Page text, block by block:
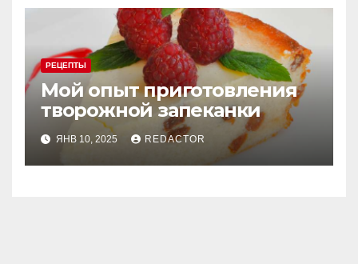
РЕЦЕПТЫ
Мой опыт приготовления
творожной запеканки
ЯНВ 10, 2025 REDACTOR